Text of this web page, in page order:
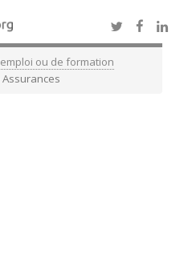
ou de formation